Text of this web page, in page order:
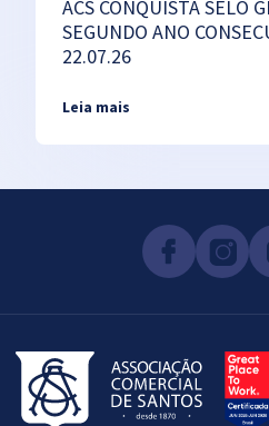
ACS CONQUISTA SELO
SEGUNDO ANO
22.07.26
Leia mais